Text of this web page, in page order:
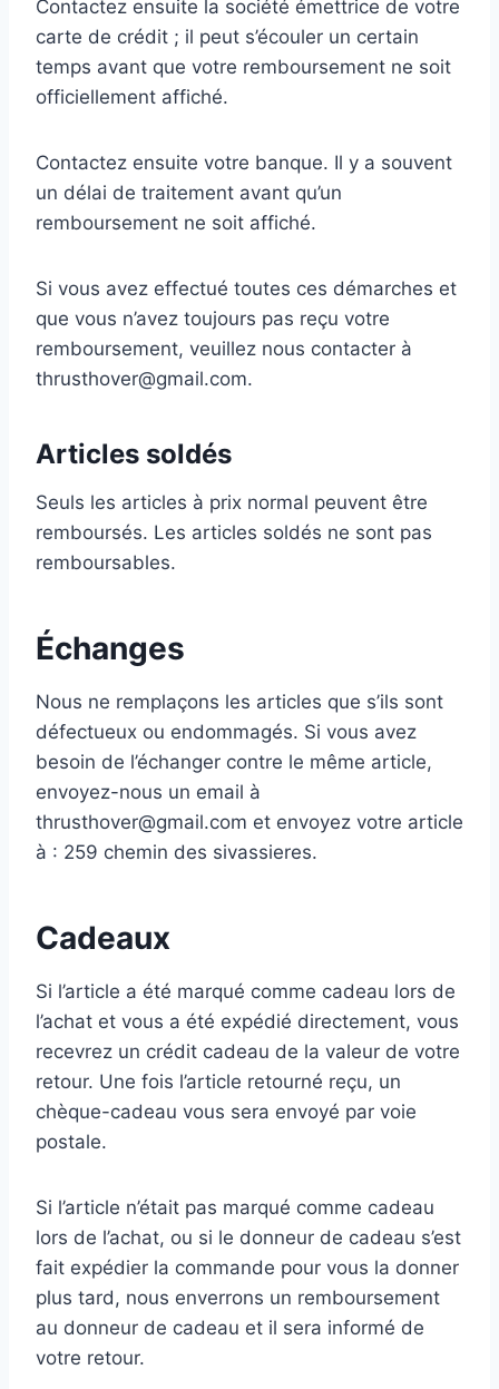
Contactez ensuite la société émettrice de votre
carte de crédit ; il peut s’écouler un certain
temps avant que votre remboursement ne soit
officiellement affiché.
Contactez ensuite votre banque. Il y a souvent
un délai de traitement avant qu’un
remboursement ne soit affiché.
Si vous avez effectué toutes ces démarches et
que vous n’avez toujours pas reçu votre
remboursement, veuillez nous contacter à
thrusthover@gmail.com.
Articles soldés
Seuls les articles à prix normal peuvent être
remboursés. Les articles soldés ne sont pas
remboursables.
Échanges
Nous ne remplaçons les articles que s’ils sont
défectueux ou endommagés. Si vous avez
besoin de l’échanger contre le même article,
envoyez-nous un email à
thrusthover@gmail.com et envoyez votre article
à : 259 chemin des sivassieres.
Cadeaux
Si l’article a été marqué comme cadeau lors de
l’achat et vous a été expédié directement, vous
recevrez un crédit cadeau de la valeur de votre
retour. Une fois l’article retourné reçu, un
chèque-cadeau vous sera envoyé par voie
postale.
Si l’article n’était pas marqué comme cadeau
lors de l’achat, ou si le donneur de cadeau s’est
fait expédier la commande pour vous la donner
plus tard, nous enverrons un remboursement
au donneur de cadeau et il sera informé de
votre retour.